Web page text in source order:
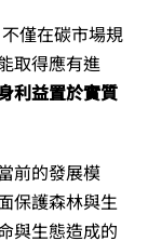
僅在碳市場規
取得應有進
利益置於實質
前的發展模
保護森林與生
與生態造成的